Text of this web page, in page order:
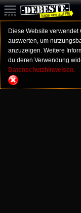
Diese Website
auswerten, um
anzuzeigen. Weitere
du deren Verwendung
Datenschutzhinweisen.